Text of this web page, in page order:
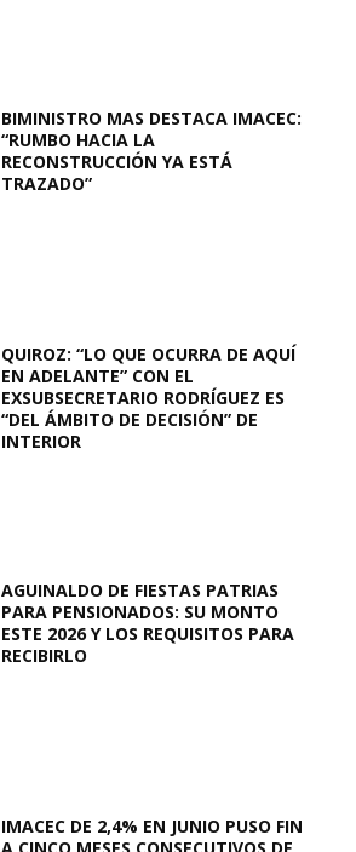
BIMINISTRO MAS DESTACA IMACEC:
“RUMBO HACIA LA
RECONSTRUCCIÓN YA ESTÁ
TRAZADO”
QUIROZ: “LO QUE OCURRA DE AQUÍ
EN ADELANTE” CON EL
EXSUBSECRETARIO RODRÍGUEZ ES
“DEL ÁMBITO DE DECISIÓN” DE
INTERIOR
AGUINALDO DE FIESTAS PATRIAS
PARA PENSIONADOS: SU MONTO
ESTE 2026 Y LOS REQUISITOS PARA
RECIBIRLO
IMACEC DE 2,4% EN JUNIO PUSO FIN